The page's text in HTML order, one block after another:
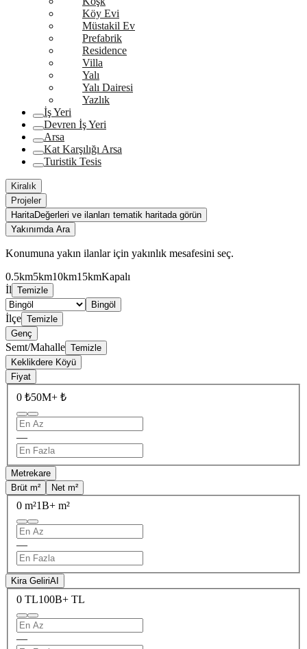
Köy Evi
Müstakil Ev
Prefabrik
Residence
Villa
Yalı
Yalı Dairesi
Yazlık
İş Yeri
Devren İş Yeri
Arsa
Kat Karşılığı Arsa
Turistik Tesis
Kiralık
Projeler
HaritaDeğerleri ve ilanları tematik haritada görün
Yakınımda Ara
Konumuna yakın ilanlar için yakınlık mesafesini seç.
0.5km5km10km15kmKapalı
İl Temizle
Bingöl
İlçe Temizle
Genç
Semt/Mahalle Temizle
Keklikdere Köyü
Fiyat
0 ₺50M+ ₺
—
Metrekare
Brüt m²
Net m²
0 m²1B+ m²
—
Kira GeliriAI
0 TL100B+ TL
—